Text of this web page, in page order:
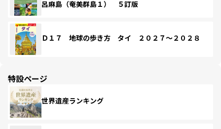
呂麻島（奄美群島１） ５訂版
Ｄ１７ 地球の歩き方 タイ ２０２７～２０２８
特設ページ
世界遺産ランキング